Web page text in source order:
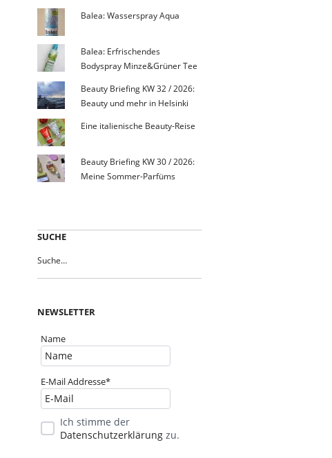
Balea: Wasserspray Aqua
Balea: Erfrischendes
Bodyspray Minze&Grüner Tee
Beauty Briefing KW 32 / 2026:
Beauty und mehr in Helsinki
Eine italienische Beauty-Reise
Beauty Briefing KW 30 / 2026:
Meine Sommer-Parfüms
SUCHE
NEWSLETTER
Name
E-Mail Addresse*
Ich stimme der
Datenschutzerklärung zu.